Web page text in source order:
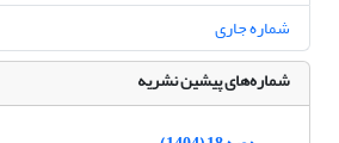
شماره جاری
شماره‌های پیشین نشریه